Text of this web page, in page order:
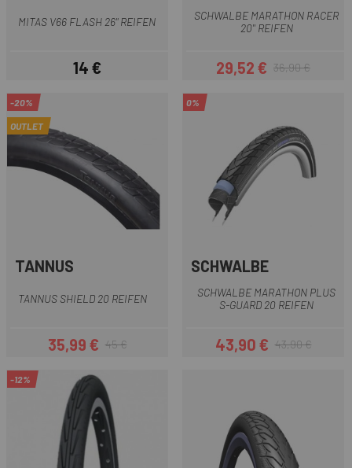
MITAS V66 FLASH 26" REIFEN
Preis
14 €
SCHWALBE MARATHON RACER
20'' REIFEN
Preis
29,52 €Regulärer Preis
36,90 €
-20%
OUTLET
TANNUS
TANNUS SHIELD 20 REIFEN
Preis
35,99 €Regulärer Preis
45 €
0%
SCHWALBE
SCHWALBE MARATHON PLUS
S-GUARD 20 REIFEN
Preis
43,90 €Regulärer Preis
43,90 €
-12%